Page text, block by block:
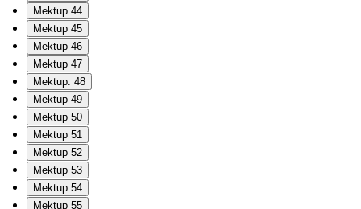
Mektup 44
Mektup 45
Mektup 46
Mektup 47
Mektup. 48
Mektup 49
Mektup 50
Mektup 51
Mektup 52
Mektup 53
Mektup 54
Mektup 55